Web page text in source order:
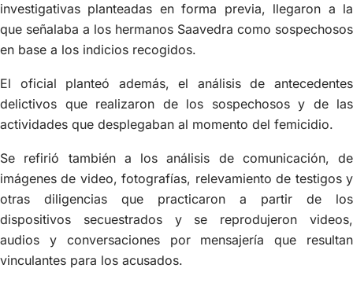
investigativas planteadas en forma previa, llegaron a la
que señalaba a los hermanos Saavedra como sospechosos
en base a los indicios recogidos.
El oficial planteó además, el análisis de antecedentes
delictivos que realizaron de los sospechosos y de las
actividades que desplegaban al momento del femicidio.
Se refirió también a los análisis de comunicación, de
imágenes de video, fotografías, relevamiento de testigos y
otras diligencias que practicaron a partir de los
dispositivos secuestrados y se reprodujeron videos,
audios y conversaciones por mensajería que resultan
vinculantes para los acusados.